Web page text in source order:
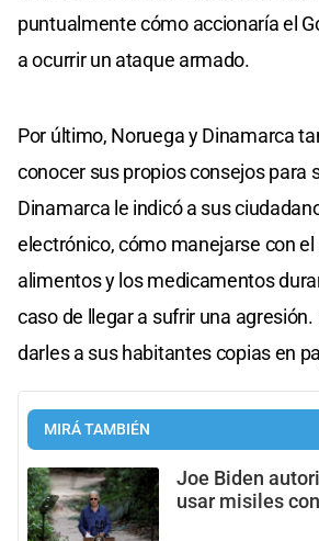
puntualmente cómo accionaría el
a ocurrir un ataque armado.
Por último, Noruega y Dinamarca
conocer sus propios consejos para
Dinamarca le indicó a sus
electrónico, cómo manejarse con el
alimentos y los medicamentos
caso de llegar a sufrir una
darles a sus habitantes copias en
MIRÁ TAMBIÉN
Joe Biden
usar misiles